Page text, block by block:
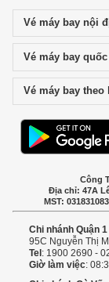
Vé máy bay nội
Vé máy bay quốc
Vé máy bay theo
Công
Địa chỉ: 47A
MST:
Chi nhánh Quận 1
95C Nguyễn Thị
Tel: 1900 2690 -
Giờ làm việc: